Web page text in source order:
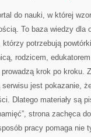
do nauki, w której
To baza wiedzy dla
potrzebują
rodzicem,
krok po kroku.
jest pokazanie,
Dlatego materiały są
strona zachęca
pracy pomaga nie